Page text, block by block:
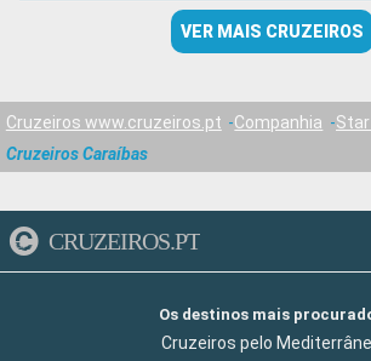
VER MAIS CRUZEIROS
Cruzeiros www.cruzeiros.pt Companhia
Cruzeiros Caraíbas
CRUZEIROS.PT
Os destinos mais
Cruzeiros pelo